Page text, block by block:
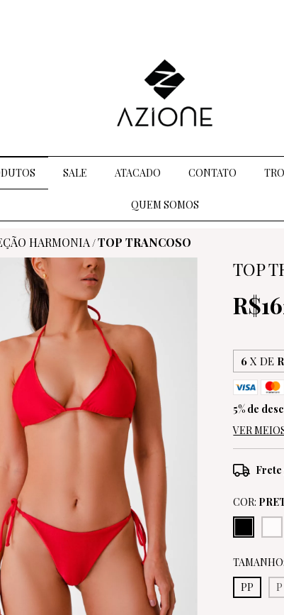
SALE ATACADO CONTATO
QUEM SOMOS
HARMONIA /TOP TRANCOSO
TOP
6 X DE
5% de
VER
COR:
TAMANHO:
PP
P